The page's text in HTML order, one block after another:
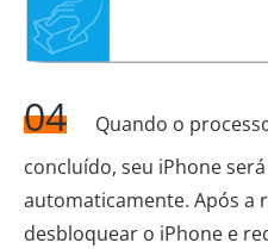
04
Quando o
concluído, seu iPhone
automaticamente. Após a
desbloquear o iPhone e